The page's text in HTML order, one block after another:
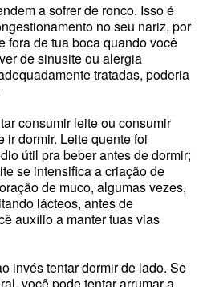
a sofrer de ronco. Isso é
no seu nariz, por
fora de tua boca quando você
de sinusite ou alergia
tratadas, poderia
consumir leite ou consumir
ir dormir. Leite quente foi
útil pra beber antes de dormir;
se intensifica a criação de
de muco, algumas vezes,
lácteos, antes de
auxílio a manter tuas vias
invés tentar dormir de lado. Se